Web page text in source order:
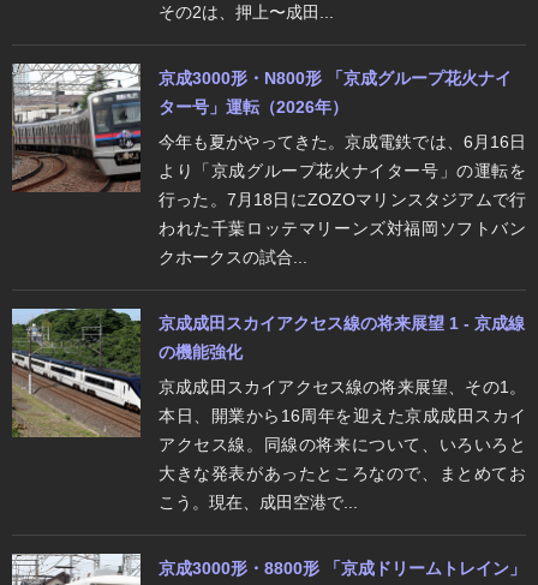
その2は、押上〜成田...
京成3000形・N800形 「京成グループ花火ナイ
ター号」運転（2026年）
今年も夏がやってきた。京成電鉄では、6月16日
より「京成グループ花火ナイター号」の運転を
行った。7月18日にZOZOマリンスタジアムで行
われた千葉ロッテマリーンズ対福岡ソフトバン
クホークスの試合...
京成成田スカイアクセス線の将来展望 1 - 京成線
の機能強化
京成成田スカイアクセス線の将来展望、その1。
本日、開業から16周年を迎えた京成成田スカイ
アクセス線。同線の将来について、いろいろと
大きな発表があったところなので、まとめてお
こう。現在、成田空港で...
京成3000形・8800形 「京成ドリームトレイン」